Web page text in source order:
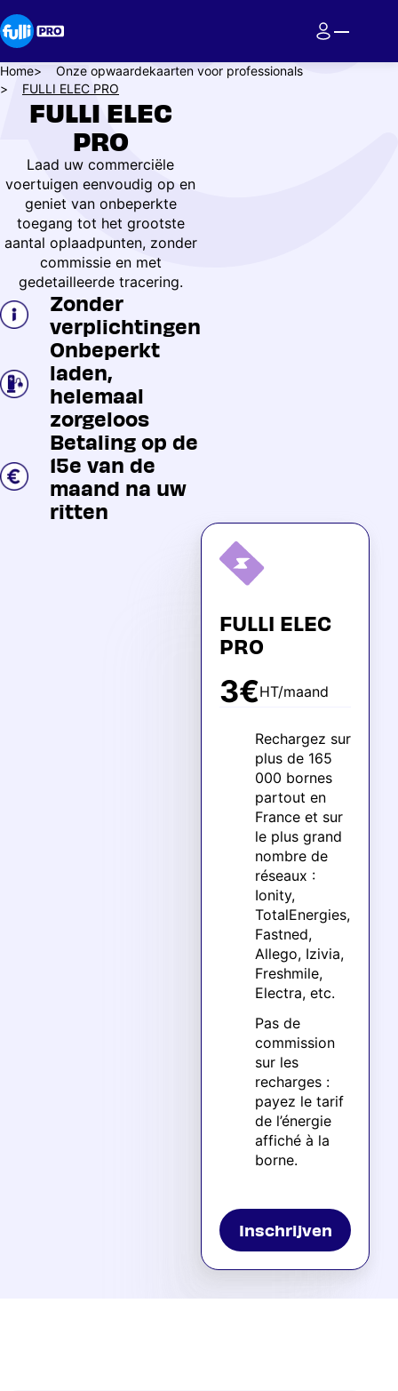
Overslaan
en
naar
de
inhoud
gaan
Kruimelpad
Home
Onze opwaardekaarten voor professionals
FULLI ELEC PRO
FULLI ELEC
PRO
3€HT/maand
Rechargez sur
plus de 165
000 bornes
partout en
France et sur
le plus grand
nombre de
réseaux :
Ionity,
TotalEnergies,
Fastned,
Allego, Izivia,
Freshmile,
Electra, etc.
Pas de
commission
sur les
recharges :
payez le tarif
de l’énergie
affiché à la
borne.
Inschrijven
FULLI ELEC
PRO
Laad uw commerciële
voertuigen eenvoudig op en
geniet van onbeperkte
toegang tot het grootste
aantal oplaadpunten, zonder
commissie en met
gedetailleerde tracering.
Zonder
verplichtingen
Onbeperkt
laden,
helemaal
zorgeloos
Betaling op de
15e van de
maand na uw
ritten